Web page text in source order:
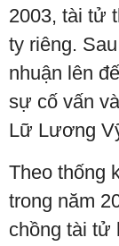
2003, tài tử
ty riêng.
nhuận lên
sự cố vấn
Lữ Lương
Theo thống
trong năm
chồng tài tử